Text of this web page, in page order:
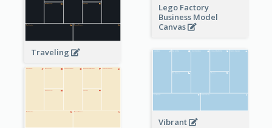
Lego Factory
Business Model
Canvas
Traveling
Vibrant